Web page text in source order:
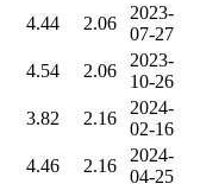
4.44 2.06
2023-
07-27
4.54 2.06
2023-
10-26
3.82 2.16
2024-
02-16
4.46 2.16
2024-
04-25